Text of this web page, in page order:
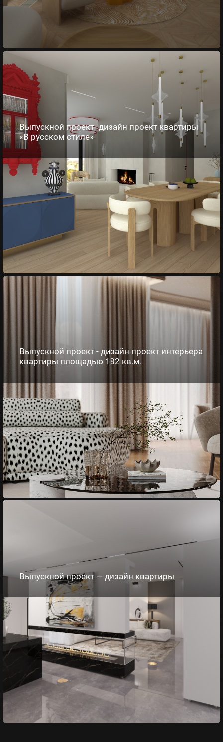
Выпускной проект- дизайн проект квартиры
«В русском стиле»
Выпускной проект - дизайн проект интерьера
квартиры площадью 182 кв.м.
Выпускной проект — дизайн квартиры